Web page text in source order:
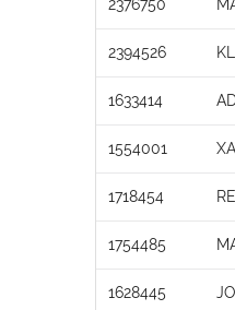
2376750
2394526
1633414
1554001
1718454
1754485
1628445